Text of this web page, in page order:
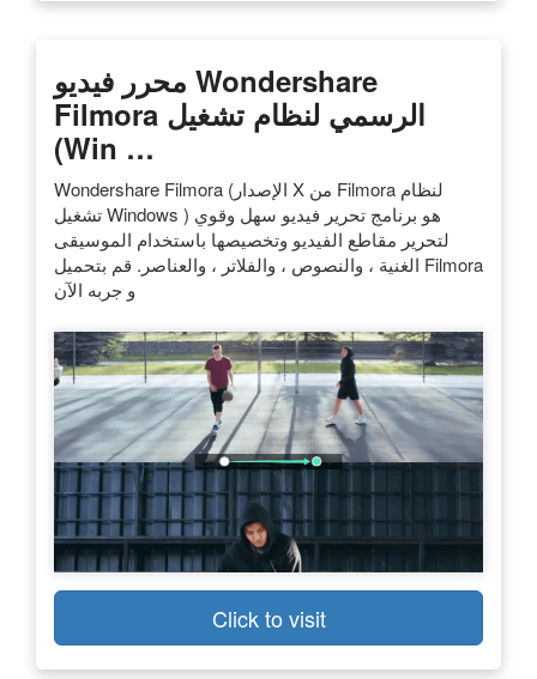
محرر فيديو Wondershare
Filmora الرسمي لنظام تشغيل
(Win …
Wondershare Filmora (الإصدار X من Filmora لنظام
تشغيل Windows ) هو برنامج تحرير فيديو سهل وقوي
لتحرير مقاطع الفيديو وتخصيصها باستخدام الموسيقى
الغنية ، والنصوص ، والفلاتر ، والعناصر. قم بتحميل Filmora
و جربه الآن
Click to visit